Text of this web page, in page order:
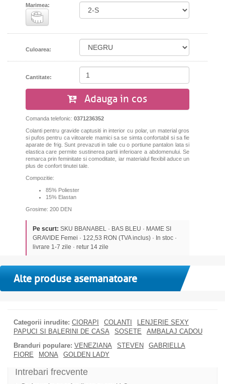
Marimea:
Culoarea:
Cantitate:
Adauga in cos
Comanda telefonic: 0371236352
Colanti pentru gravide captusiti in interior cu polar, un material gros
si pufos pentru ca viitoarele mamici sa se simta confortabil si sa fie
aparate de frig. Sunt prevazuti in talie cu o portiune pantalon lata si
elastica care permite sustinerea partii inferioare a abdomenului. Se
remarca prin feminitate si comoditate, iar materialul flexibil aduce un
plus de confort tinutei tale.
Compozitie:
85% Poliester
15% Elastan
Grosime: 200 DEN
Pe scurt: SKU BBANABEL · BAS BLEU · MAME SI
GRAVIDE Femei · 122,53 RON (TVA inclus) · In stoc ·
livrare 1-7 zile · retur 14 zile
Alte produse asemanatoare
Categorii inrudite: CIORAPI COLANTI
LENJERIE SEXY
PAPUCI SI BALERINI DE CASA
SOSETE
AMBALAJ CADOU
Branduri populare: VENEZIANA STEVEN
GABRIELLA
FIORE
MONA GOLDEN LADY
Intrebari frecvente